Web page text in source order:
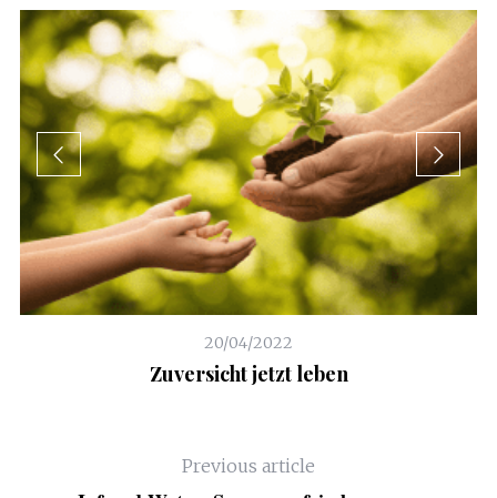
20/04/2022
Zuversicht jetzt leben
Previous article